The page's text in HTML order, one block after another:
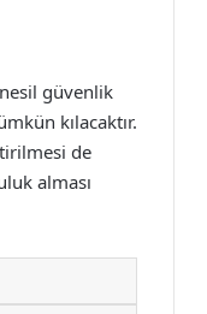
güvenlik
kılacaktır.
de
alması